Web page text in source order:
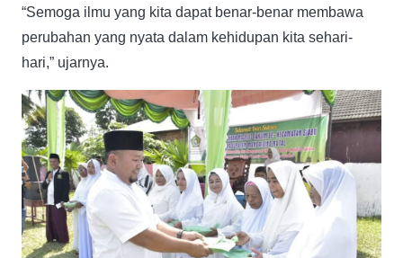
“Semoga ilmu yang kita dapat benar-benar membawa
perubahan yang nyata dalam kehidupan kita sehari-
hari,” ujarnya.